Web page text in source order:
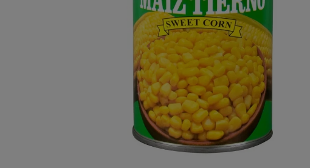
9.
queso
10. papa